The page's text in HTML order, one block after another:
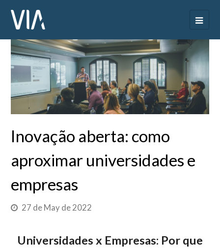
Inovação aberta: como
aproximar universidades e
empresas
27 de May de 2022
Universidades x Empresas: Por que